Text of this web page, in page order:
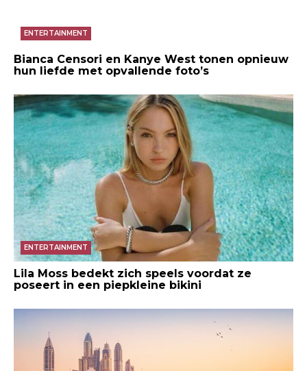
ENTERTAINMENT
Bianca Censori en Kanye West tonen opnieuw
hun liefde met opvallende foto’s
ENTERTAINMENT
Lila Moss bedekt zich speels voordat ze
poseert in een piepkleine bikini